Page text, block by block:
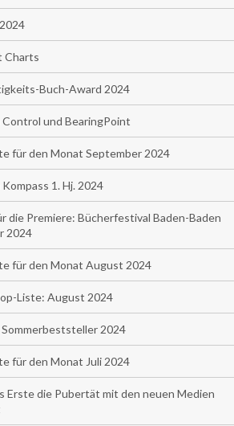
Charts
Buch-Award 2024
und BearingPoint
für den Monat September 2024
1. Hj. 2024
die Premiere: Bücherfestival Baden-Baden
2024
für den Monat August 2024
Liste: August 2024
2024
für den Monat Juli 2024
Erste die Pubertät mit den neuen Medien